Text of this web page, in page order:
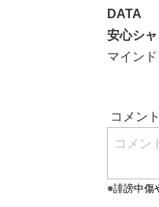
DATA
安心シ
マイン